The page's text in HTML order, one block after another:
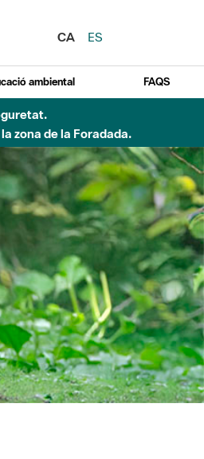
CA
ES
ambiental FAQS
zona de la Foradada.